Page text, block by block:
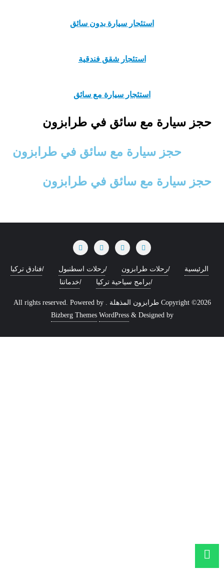
استئجار سيارة بدون سائق
استئجار شقق فندقية
استئجار سيارة مع سائق
حجز سيارة مع سائق في طرابزون
حجز سيارة مع سائق في طرابزون
حجز سيارة مع سائق في طرابزون
الرئيسية رحلات طرابزون رحلات اسطنبول
فنادق تركيا
برامج سياحية تركيا
خدماتنا
Copyright ©2026 طرابزون المذهلة . All rights reserved.
Powered by
WordPress & Designed by
Bizberg Themes